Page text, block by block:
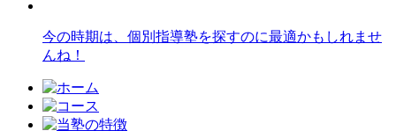
今の時期は、個別指導塾を探すのに最適かもしれませ
んね！